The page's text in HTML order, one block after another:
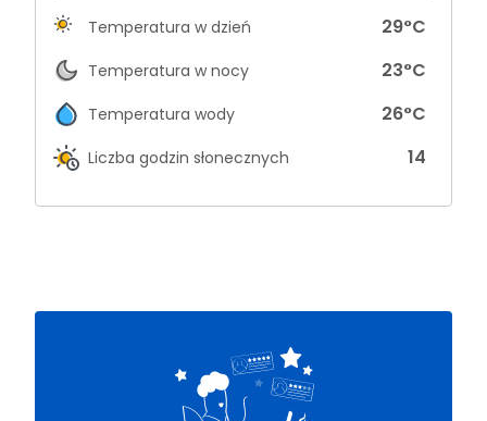
Temperatura w dzień 29°C
Temperatura w nocy 23°C
Temperatura wody 26°C
Liczba godzin słonecznych 14